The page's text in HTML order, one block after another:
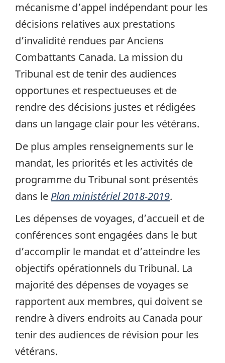
mécanisme d’appel indépendant pour les
décisions relatives aux prestations
d’invalidité rendues par Anciens
Combattants Canada. La mission du
Tribunal est de tenir des audiences
opportunes et respectueuses et de
rendre des décisions justes et rédigées
dans un langage clair pour les vétérans.
De plus amples renseignements sur le
mandat, les priorités et les activités de
programme du Tribunal sont présentés
dans le Plan ministériel 2018-2019.
Les dépenses de voyages, d’accueil et de
conférences sont engagées dans le but
d’accomplir le mandat et d’atteindre les
objectifs opérationnels du Tribunal. La
majorité des dépenses de voyages se
rapportent aux membres, qui doivent se
rendre à divers endroits au Canada pour
tenir des audiences de révision pour les
vétérans.